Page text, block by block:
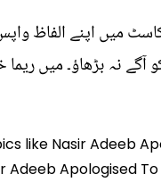
میں اپنے الفاظ
آگے نہ بڑھاؤ۔ میں
like Nasir Adeeb
Apologised